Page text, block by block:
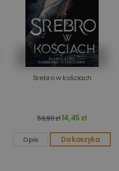
Srebro w kościach
59,90 zł14,45 zł
Opis Do koszyka